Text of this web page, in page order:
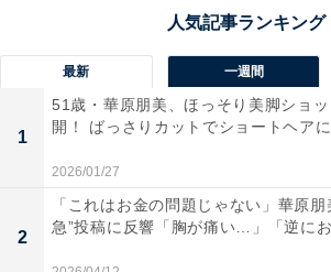
最新 一週間
1
51歳・華原朋美、ほっそり美脚ショ
開！ ばっさりカットでショートヘア
2026/01/27
2
「これはお金の問題じゃない」華原朋
急”投稿に反響「胸が痛い…」「逆に